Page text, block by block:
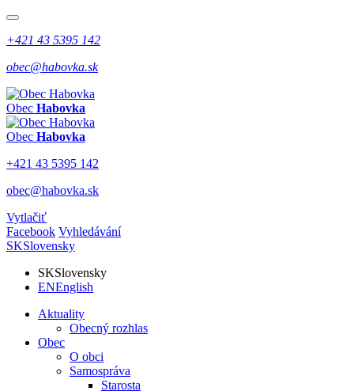
+421 43 5395 142
obec@habovka.sk
Obec Habovka
Obec Habovka
+421 43 5395 142
obec@habovka.sk
Vytlačiť
Facebook Vyhledávání
SKSlovensky
SKSlovensky
ENEnglish
Aktuality
Obecný rozhlas
Obec
O obci
Samospráva
Starosta